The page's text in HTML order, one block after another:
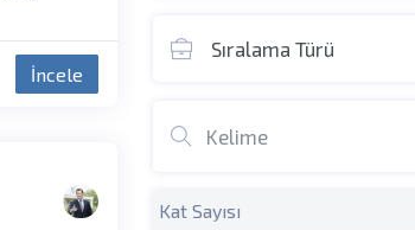
İncele
Kat Sayısı